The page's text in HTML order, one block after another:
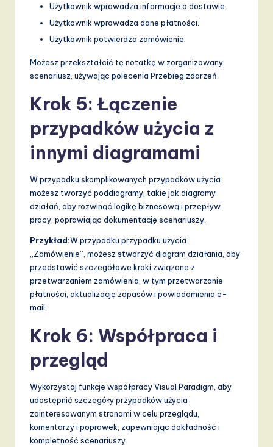
Użytkownik wprowadza informacje o dostawie.
Użytkownik wprowadza dane płatności.
Użytkownik potwierdza zamówienie.
Możesz przekształcić tę notatkę w zorganizowany
scenariusz, używając polecenia Przebieg zdarzeń.
Krok 5: Łączenie
przypadków użycia z
innymi diagramami
W przypadku skomplikowanych przypadków użycia
możesz tworzyć poddiagramy, takie jak diagramy
działań, aby rozwinąć logikę biznesową i przepływ
pracy, poprawiając dokumentację scenariuszy.
Przykład:W przypadku przypadku użycia
„Zamówienie”, możesz stworzyć diagram działania, aby
przedstawić szczegółowe kroki związane z
przetwarzaniem zamówienia, w tym przetwarzanie
płatności, aktualizację zapasów i powiadomienia e-
mail.
Krok 6: Współpraca i
przegląd
Wykorzystaj funkcje współpracy Visual Paradigm, aby
udostępnić szczegóły przypadków użycia
zainteresowanym stronami w celu przeglądu,
komentarzy i poprawek, zapewniając dokładność i
kompletność scenariuszy.